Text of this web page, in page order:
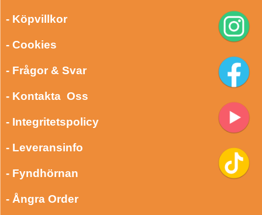
- Köpvillkor
- Cookies
- Frågor & Svar
- Kontakta Oss
- Integritetspolicy
- Leveransinfo
- Fyndhörnan
- Ångra Order